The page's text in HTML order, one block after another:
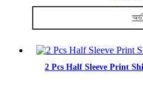
2 Pcs Half Sleeve Print